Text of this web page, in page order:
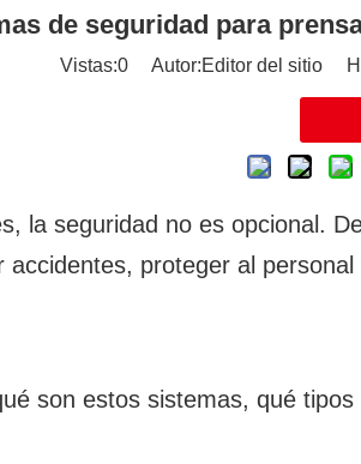
de seguridad para
Vistas:0 Autor:Editor del sitio
la seguridad no es opcional.
proteger al
son estos sistemas, qué